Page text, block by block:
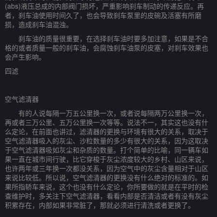
(abs)液压总成的内部阀门损坏，严重影响刹车制动的传递反应。再
者，刹车油使用时间久了，也会导致刹车泵里的皮碗及活塞有所磨
损，造成刹车油混浊。
刹车油的质量很重要，在选择刹车油时要多加注意，如果是不合
格的或者质量一般的刹车油，会腐蚀刹车油泵的皮塞，对刹车效果也
会产生影响。
四滤
空气滤清器
有的人说每隔一万五公里换一次，或者说每隔两万公里换一次，
再或者三万公里、五万公里换一次等等。说法不一，其实这也没有什
么定论，在前面也讲过，滤清器的更换与环境有很大的关系，取决于
空气滤清器吸入的灰尘、沙粒数量的多少有很大的关系，因为这取决
于空气滤清器吸如灰尘和杂质的数量。打个简单的比喻，同一辆车如
果一直在城市间行驶，比它穿梭于灰尘浓度较大的乡村、山区来说，
也许两年或三年换一次都没关系，因为空气中的灰尘含量相对于山区
来说比较低。所以说，空气滤清器的更换没有什么绝对的标准的。如
果所指轿车来说，这个也没有什么定论，你所要做的就是在平时的检
查维护时，多关注下空气滤清器，看看内部是否清洁或者有没有灰尘
积累存在，内部如果非常脏了，那就必须进行清洗或者更换了。